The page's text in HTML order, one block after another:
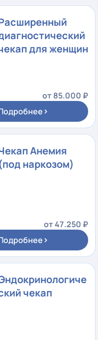
для женщин
от 85.000 ₽
›
Анемия
наркозом)
от 47.250 ₽
›
чекап